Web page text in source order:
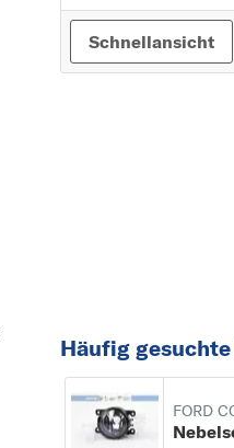
CHEVROLET
CITROËN
D
HYUNDAI
K
KIA
Schnellansicht
Häufig
FORD